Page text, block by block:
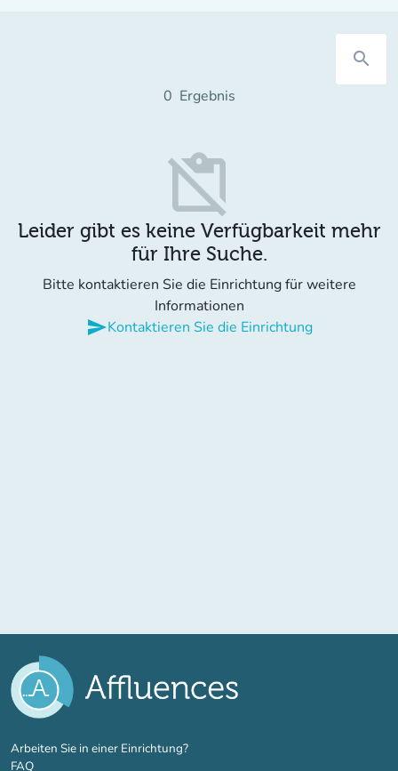
search
0 Ergebnis
content_paste_off
Leider gibt es keine Verfügbarkeit mehr
für Ihre Suche.
Bitte kontaktieren Sie die Einrichtung für weitere
Informationen
sendKontaktieren Sie die Einrichtung
Arbeiten Sie in einer Einrichtung?(new tab)
FAQ